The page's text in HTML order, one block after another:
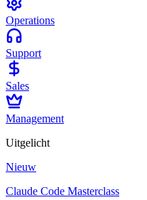
Operations
Support
Sales
Management
Uitgelicht
Nieuw
Claude Code Masterclass